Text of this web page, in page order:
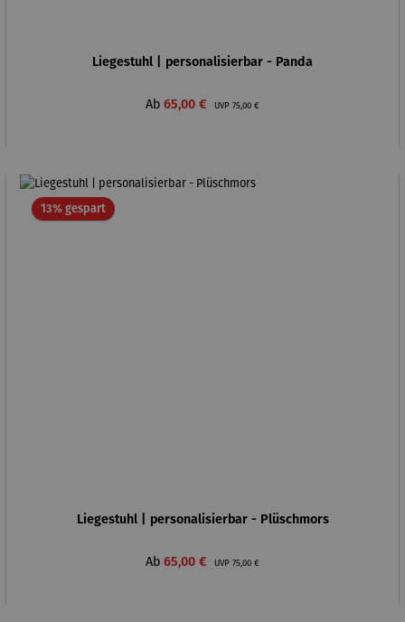
Liegestuhl | personalisierbar - Panda
Verkaufspreis:
Ab 65,00 € UVP Regulärer Preis:
75,00 €
13% gespartRabatt
Liegestuhl | personalisierbar - Plüschmors
Verkaufspreis:
Ab 65,00 € UVP Regulärer Preis:
75,00 €